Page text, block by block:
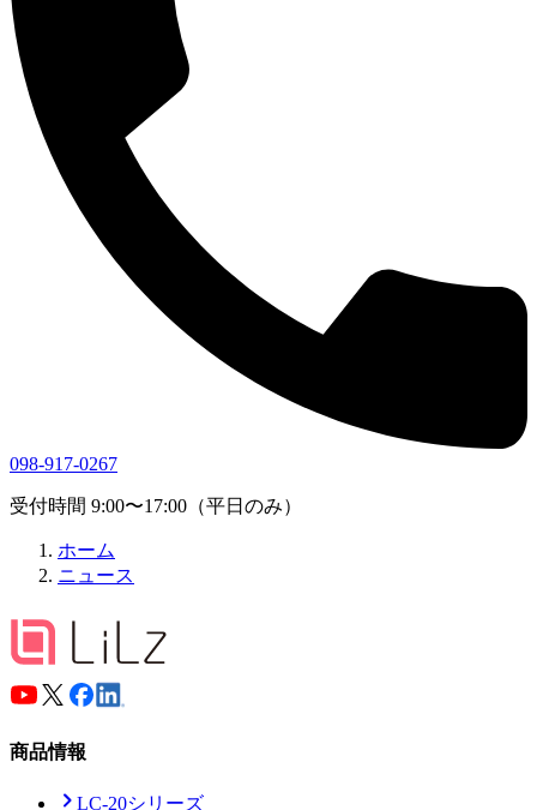
098-917-0267
受付時間 9:00〜17:00（平日のみ）
ホーム
ニュース
商品情報
LC-20シリーズ